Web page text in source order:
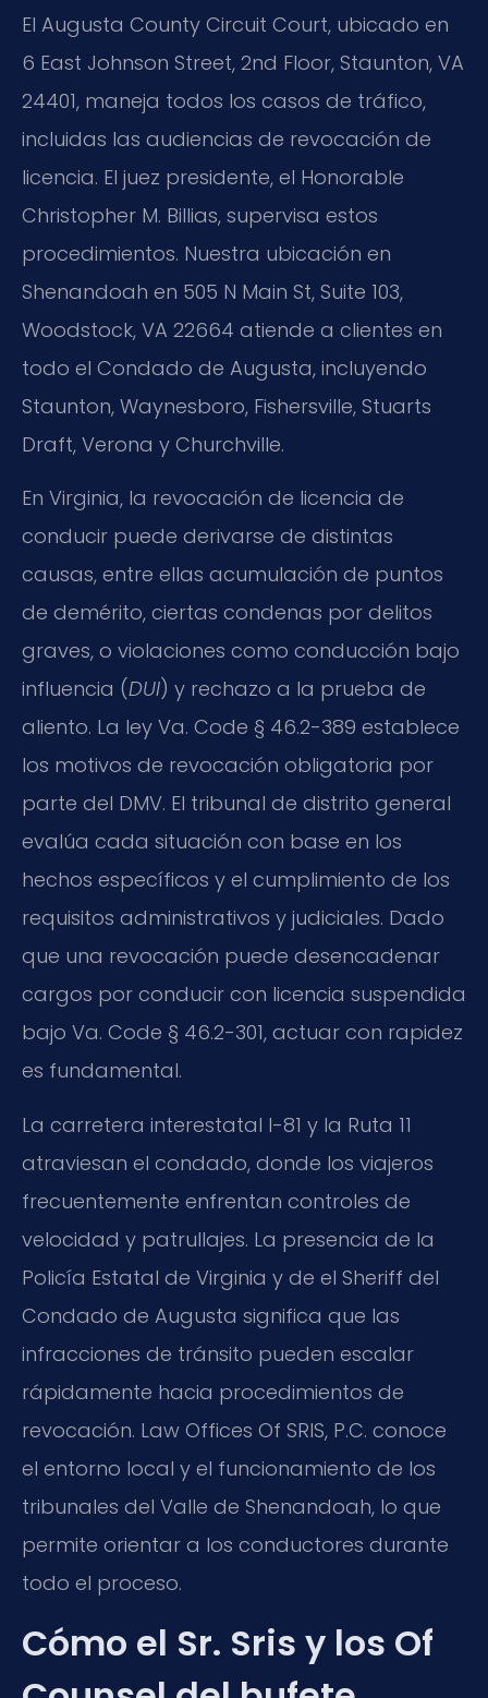
El Augusta County Circuit Court, ubicado en
6 East Johnson Street, 2nd Floor, Staunton, VA
24401, maneja todos los casos de tráfico,
incluidas las audiencias de revocación de
licencia. El juez presidente, el Honorable
Christopher M. Billias, supervisa estos
procedimientos. Nuestra ubicación en
Shenandoah en 505 N Main St, Suite 103,
Woodstock, VA 22664 atiende a clientes en
todo el Condado de Augusta, incluyendo
Staunton, Waynesboro, Fishersville, Stuarts
Draft, Verona y Churchville.
En Virginia, la revocación de licencia de
conducir puede derivarse de distintas
causas, entre ellas acumulación de puntos
de demérito, ciertas condenas por delitos
graves, o violaciones como conducción bajo
influencia (DUI) y rechazo a la prueba de
aliento. La ley Va. Code § 46.2-389 establece
los motivos de revocación obligatoria por
parte del DMV. El tribunal de distrito general
evalúa cada situación con base en los
hechos específicos y el cumplimiento de los
requisitos administrativos y judiciales. Dado
que una revocación puede desencadenar
cargos por conducir con licencia suspendida
bajo Va. Code § 46.2-301, actuar con rapidez
es fundamental.
La carretera interestatal I-81 y la Ruta 11
atraviesan el condado, donde los viajeros
frecuentemente enfrentan controles de
velocidad y patrullajes. La presencia de la
Policía Estatal de Virginia y de el Sheriff del
Condado de Augusta significa que las
infracciones de tránsito pueden escalar
rápidamente hacia procedimientos de
revocación. Law Offices Of SRIS, P.C. conoce
el entorno local y el funcionamiento de los
tribunales del Valle de Shenandoah, lo que
permite orientar a los conductores durante
todo el proceso.
Cómo el Sr. Sris y los Of